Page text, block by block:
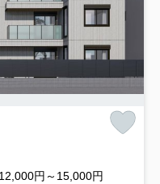
円～15,000円